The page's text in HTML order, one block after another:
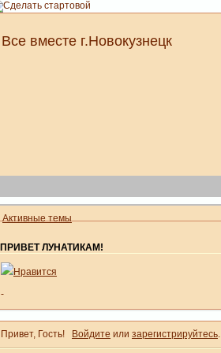
Все вместе г.Новокузнецк
Активные темы
ПРИВЕТ ЛУНАТИКАМ!
Нравится
-
Привет, Гость! Войдите или зарегистрируйтесь.